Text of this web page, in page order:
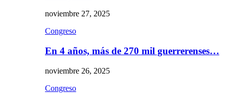
noviembre 27, 2025
Congreso
En 4 años, más de 270 mil guerrerenses…
noviembre 26, 2025
Congreso